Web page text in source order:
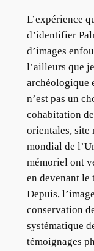
L’expérience
d’identifier
d’images
l’ailleurs que
archéologique
n’est pas un
cohabitation
orientales, site
mondial de
mémoriel ont
en devenant le
Depuis,
conservation
systématique
témoignages